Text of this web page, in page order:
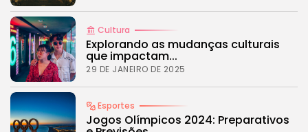
CTA Title
CTA Content
FOLLOW US
Cultura
Explorando as mudanças culturais
que impactam...
29 DE JANEIRO DE 2025
Esportes
Jogos Olímpicos 2024: Preparativos